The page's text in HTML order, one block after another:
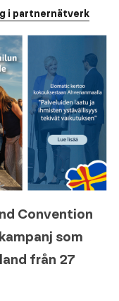
i partnernätverk
Convention
som
från 27